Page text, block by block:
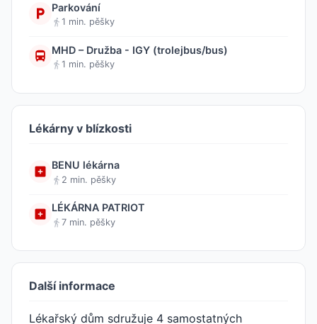
Parkování
1 min. pěšky
MHD – Družba - IGY (trolejbus/bus)
1 min. pěšky
Lékárny v blízkosti
BENU lékárna
2 min. pěšky
LÉKÁRNA PATRIOT
7 min. pěšky
Další informace
Lékařský dům sdružuje 4 samostatných